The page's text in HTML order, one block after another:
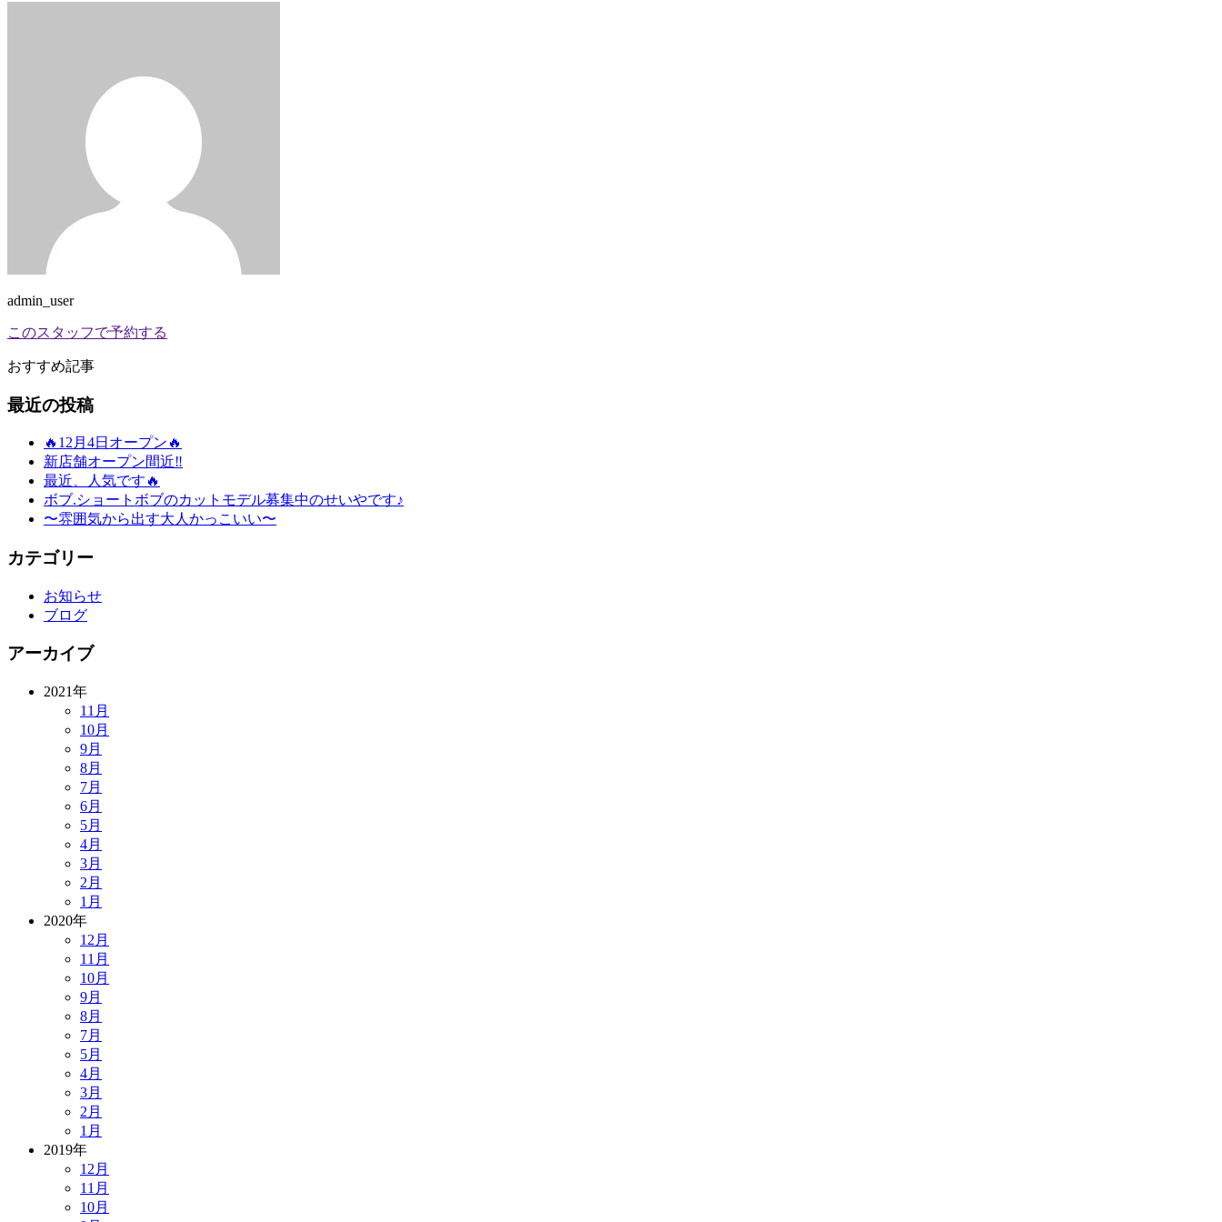
admin_user
このスタッフで予約する
おすすめ記事
最近の投稿
🔥12月4日オープン🔥
新店舗オープン間近‼️
最近、人気です🔥
ボブ.ショートボブのカットモデル募集中のせいやです♪
〜雰囲気から出す大人かっこいい〜
カテゴリー
お知らせ
ブログ
アーカイブ
2021年
11月
10月
9月
8月
7月
6月
5月
4月
3月
2月
1月
2020年
12月
11月
10月
9月
8月
7月
5月
4月
3月
2月
1月
2019年
12月
11月
10月